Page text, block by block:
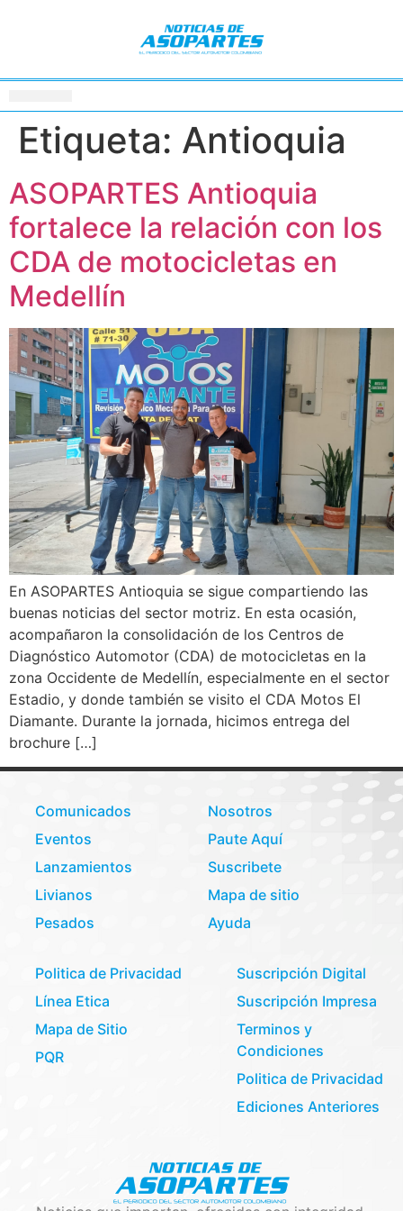
Etiqueta: Antioquia
ASOPARTES Antioquia
fortalece la relación con los
CDA de motocicletas en
Medellín
En ASOPARTES Antioquia se sigue compartiendo las
buenas noticias del sector motriz. En esta ocasión,
acompañaron la consolidación de los Centros de
Diagnóstico Automotor (CDA) de motocicletas en la
zona Occidente de Medellín, especialmente en el sector
Estadio, y donde también se visito el CDA Motos El
Diamante. Durante la jornada, hicimos entrega del
brochure […]
Comunicados
Eventos
Lanzamientos
Livianos
Pesados
Nosotros
Paute Aquí
Suscribete
Mapa de sitio
Ayuda
Politica de Privacidad
Línea Etica
Mapa de Sitio
PQR
Suscripción Digital
Suscripción Impresa
Terminos y
Condiciones
Politica de Privacidad
Ediciones Anteriores